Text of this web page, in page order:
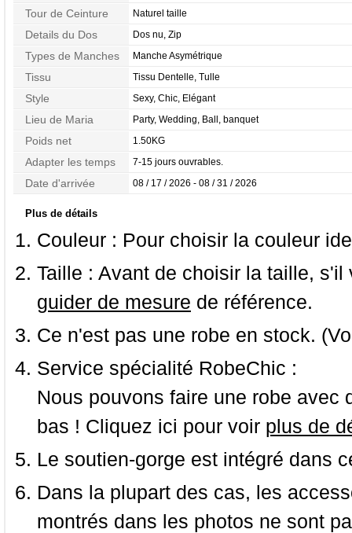
Tour de Ceinture Naturel taille
Details du Dos Dos nu, Zip
Types de Manches Manche Asymétrique
Tissu Tissu Dentelle, Tulle
Style Sexy, Chic, Elégant
Lieu de Maria Party, Wedding, Ball, banquet
Poids net 1.50KG
Adapter les temps 7-15 jours ouvrables.
Date d'arrivée 08 / 17 / 2026 - 08 / 31 / 2026
Plus de détails
Couleur : Pour choisir la couleur
Taille : Avant de choisir la taille,
guider de mesure de référence.
Ce n'est pas une robe en stock.
Service spécialité RobeChic :
Nous pouvons faire une robe
bas ! Cliquez ici pour voir plus de
Le soutien-gorge est intégré dans
Dans la plupart des cas, les
montrés dans les photos ne sont